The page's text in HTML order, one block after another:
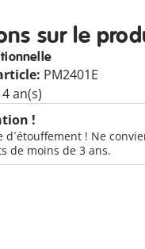
sur le
PM2401E
an(s)
!
d´étouffement ! Ne
de moins de 3 ans.